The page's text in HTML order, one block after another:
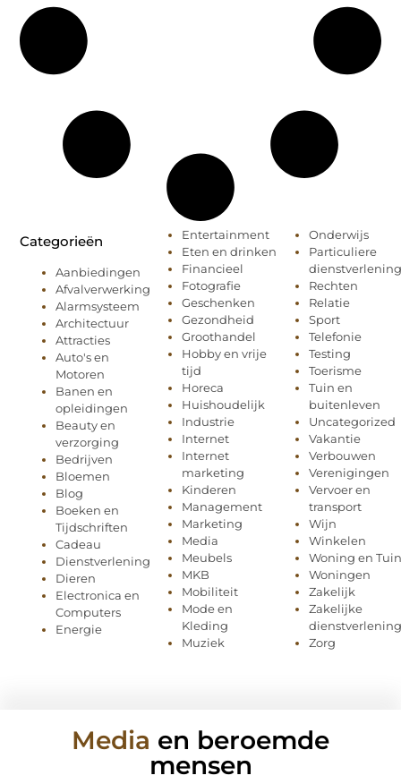
Categorieën
Aanbiedingen
Afvalverwerking
Alarmsysteem
Architectuur
Attracties
Auto's en
Motoren
Banen en
opleidingen
Beauty en
verzorging
Bedrijven
Bloemen
Blog
Boeken en
Tijdschriften
Cadeau
Dienstverlening
Dieren
Electronica en
Computers
Energie
Entertainment
Eten en drinken
Financieel
Fotografie
Geschenken
Gezondheid
Groothandel
Hobby en vrije
tijd
Horeca
Huishoudelijk
Industrie
Internet
Internet
marketing
Kinderen
Management
Marketing
Media
Meubels
MKB
Mobiliteit
Mode en
Kleding
Muziek
Onderwijs
Particuliere
dienstverlening
Rechten
Relatie
Sport
Telefonie
Testing
Toerisme
Tuin en
buitenleven
Uncategorized
Vakantie
Verbouwen
Verenigingen
Vervoer en
transport
Wijn
Winkelen
Woning en Tuin
Woningen
Zakelijk
Zakelijke
dienstverlening
Zorg
Media en beroemde
mensen